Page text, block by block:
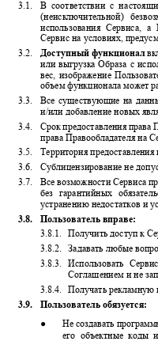
3.1. В соответствии с н
(неисключительной)
использования Сервиса, а
Сервис на условиях,
3.2. Доступный функционал
или выгрузка Образа с
вес,
изображение
объем функционала может
3.3. Все существующие на
и/или добавление новых
3.4. Срок предоставления права
права Правообладателя на
3.5. Территория предоставления
3.6. Сублицензирование не
3.7. Все возможности Сервиса
без
гарантийных
устранению недостатков и
3.8. Пользователь вправе:
3.8.1. Получить доступ к
3.8.2. Задавать любые
3.8.3. Использовать
Соглашением и не
3.8.4. Получать
3.9. Пользователь обязуется:
● Не создавать
его
объектные коды